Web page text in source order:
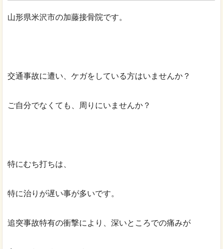
山形県米沢市の加藤接骨院です。
交通事故に遭い、ケガをしている方はいませんか？
ご自分でなくても、周りにいませんか？
特にむち打ちは、
特に治りが遅い事が多いです。
追突事故特有の衝撃により、深いところでの痛みが